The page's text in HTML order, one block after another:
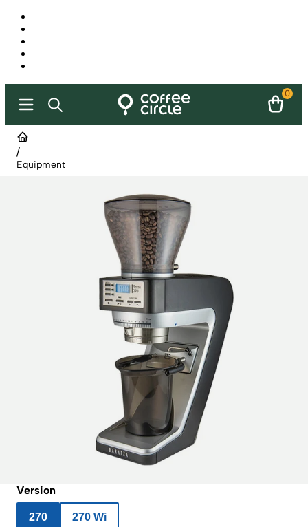
0
/
Equipment
Version
270 270 Wi